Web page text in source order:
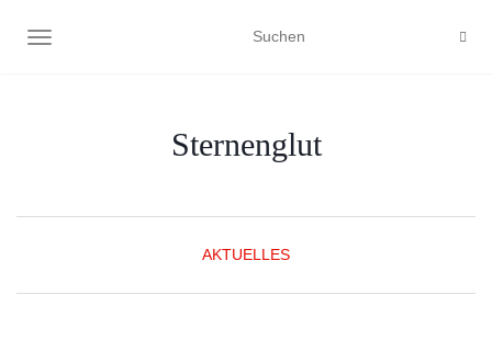
NAVIGATION UMSCHALTEN
Sternenglut
AKTUELLES